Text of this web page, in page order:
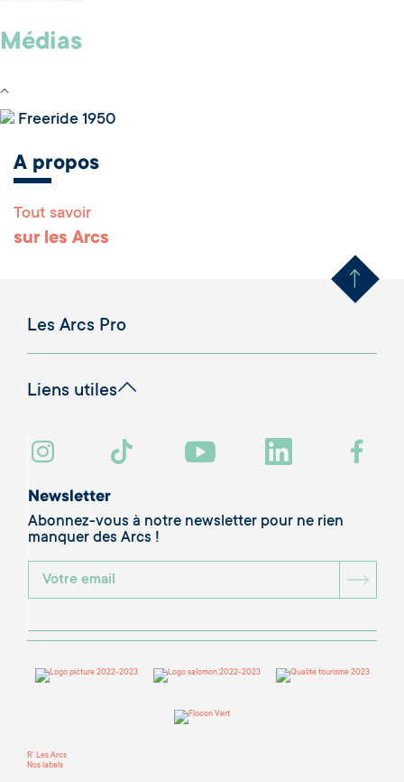
Médias
Freeride 1950
A propos
Tout savoir
sur les Arcs Remonter
Les Arcs Pro
Liens utiles
Newsletter
Abonnez-vous à notre newsletter pour ne rien
manquer des Arcs !
R' Les Arcs
Nos labels